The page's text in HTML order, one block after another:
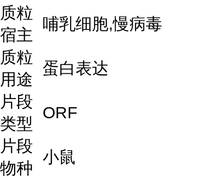
质粒
宿主
哺乳细胞,慢病毒
质粒
用途
蛋白表达
片段
类型
ORF
片段
物种
小鼠